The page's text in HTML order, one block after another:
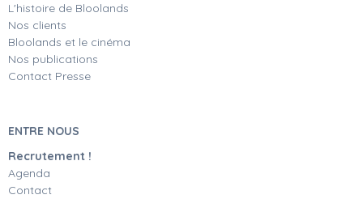
L'histoire de Bloolands
Nos clients
Bloolands et le cinéma
Nos publications
Contact Presse
ENTRE NOUS
Recrutement !
Agenda
Contact